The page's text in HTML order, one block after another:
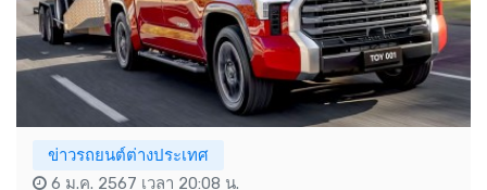
ข่าวรถยนต์ต่างประเทศ
6 ม.ค. 2567 เวลา 20:08 น.